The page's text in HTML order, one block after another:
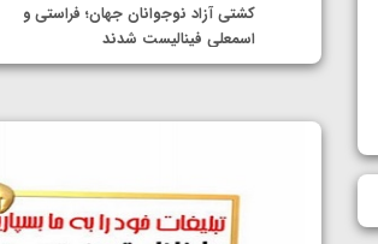
کشتی آزاد نوجوانان جهان؛ فراستی و
اسمعلی فینالیست شدند
نمایندگان ایران مشخص شدند
سوم برای ایران